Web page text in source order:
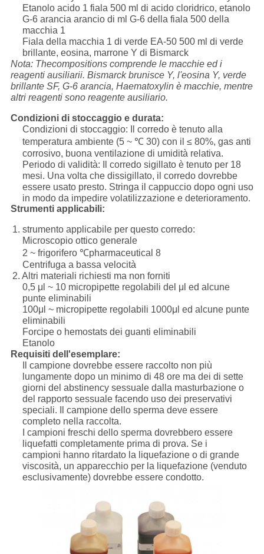
Etanolo acido 1 fiala 500 ml di acido cloridrico, etanolo
G-6 arancia arancio di ml G-6 della fiala 500 della
macchia 1
Fiala della macchia 1 di verde EA-50 500 ml di verde
brillante, eosina, marrone Y di Bismarck
Nota: Thecompositions comprende le macchie ed i
reagenti ausiliarii. Bismarck brunisce Y, l'eosina Y, verde
brillante SF, G-6 arancia, Haematoxylin è macchie, mentre
altri reagenti sono reagente ausiliario.
Condizioni di stoccaggio e durata:
Condizioni di stoccaggio: Il corredo è tenuto alla
temperatura ambiente (5 ~ ℃ 30) con il ≤ 80%, gas anti
corrosivo, buona ventilazione di umidità relativa.
Periodo di validità: Il corredo sigillato è tenuto per 18
mesi. Una volta che dissigillato, il corredo dovrebbe
essere usato presto. Stringa il cappuccio dopo ogni uso
in modo da impedire volatilizzazione e deterioramento.
Strumenti applicabili:
1. strumento applicabile per questo corredo:
Microscopio ottico generale
2 ~ frigorifero ℃pharmaceutical 8
Centrifuga a bassa velocità
2. Altri materiali richiesti ma non forniti
0,5 μl ~ 10 micropipette regolabili del μl ed alcune
punte eliminabili
100μl ~ micropipette regolabili 1000μl ed alcune punte
eliminabili
Forcipe o hemostats dei guanti eliminabili
Etanolo
Requisiti dell'esemplare:
Il campione dovrebbe essere raccolto non più
lungamente dopo un minimo di 48 ore ma dei di sette
giorni del abstinency sessuale dalla masturbazione o
del rapporto sessuale facendo uso dei preservativi
speciali. Il campione dello sperma deve essere
completo nella raccolta.
I campioni freschi dello sperma dovrebbero essere
liquefatti completamente prima di prova. Se i
campioni hanno ritardato la liquefazione o di grande
viscosità, un apparecchio per la liquefazione (venduto
esclusivamente) dovrebbe essere condotto.